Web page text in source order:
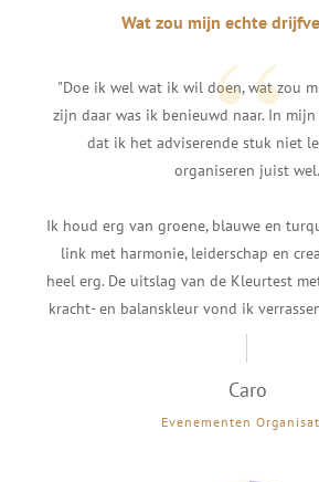
Wat zou mijn echte
“
"Doe ik wel wat ik wil doen, wat zou
zijn daar was ik benieuwd naar. In
dat ik het adviserende stuk niet
organiseren juist wel.
Ik houd erg van groene, blauwe en
link met harmonie, leiderschap en
heel erg. De uitslag van de Kleurtest
kracht- en balanskleur vond ik
Caro
Evenementen